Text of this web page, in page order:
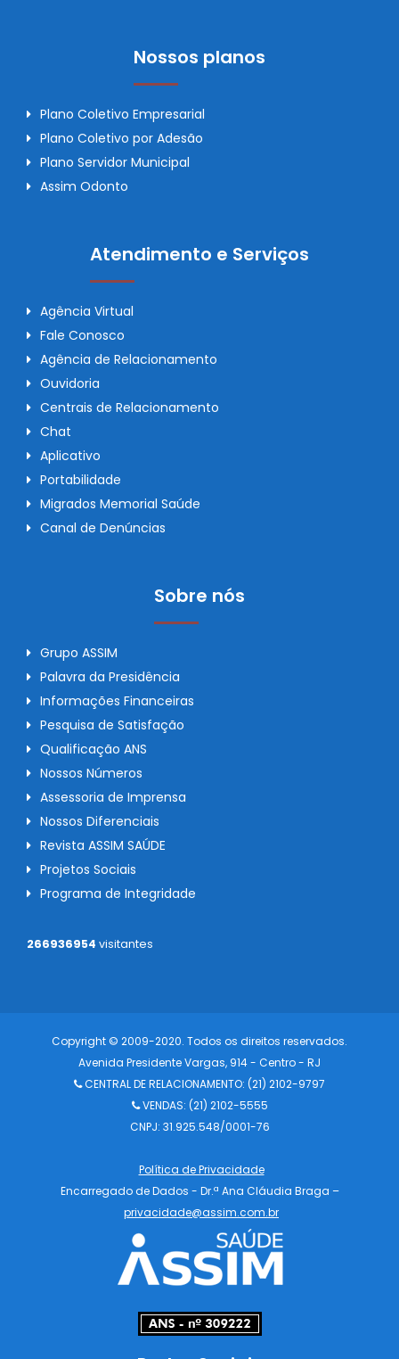
Nossos planos
Plano Coletivo Empresarial
Plano Coletivo por Adesão
Plano Servidor Municipal
Assim Odonto
Atendimento e Serviços
Agência Virtual
Fale Conosco
Agência de Relacionamento
Ouvidoria
Centrais de Relacionamento
Chat
Aplicativo
Portabilidade
Migrados Memorial Saúde
Canal de Denúncias
Sobre nós
Grupo ASSIM
Palavra da Presidência
Informações Financeiras
Pesquisa de Satisfação
Qualificação ANS
Nossos Números
Assessoria de Imprensa
Nossos Diferenciais
Revista ASSIM SAÚDE
Projetos Sociais
Programa de Integridade
266936954 visitantes
Copyright © 2009-2020. Todos os direitos reservados.
Avenida Presidente Vargas, 914 - Centro - RJ
CENTRAL DE RELACIONAMENTO: (21) 2102-9797
VENDAS: (21) 2102-5555
CNPJ: 31.925.548/0001-76
Política de Privacidade
Encarregado de Dados - Dr.ª Ana Cláudia Braga –
privacidade@assim.com.br